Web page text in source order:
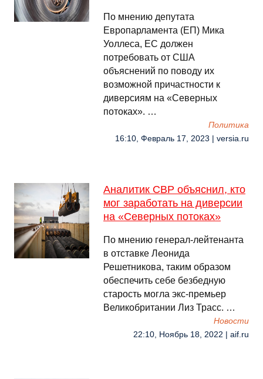
По мнению депутата
Европарламента (ЕП) Мика
Уоллеса, ЕС должен
потребовать от США
объяснений по поводу их
возможной причастности к
диверсиям на «Северных
потоках». …
Политика
16:10, Февраль 17, 2023 | versia.ru
Аналитик СВР объяснил, кто
мог заработать на диверсии
на «Северных потоках»
По мнению генерал-лейтенанта
в отставке Леонида
Решетникова, таким образом
обеспечить себе безбедную
старость могла экс-премьер
Великобритании Лиз Трасс. …
Новости
22:10, Ноябрь 18, 2022 | aif.ru